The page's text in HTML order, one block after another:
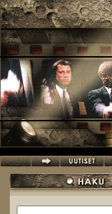
Hyppää pääsisältöön